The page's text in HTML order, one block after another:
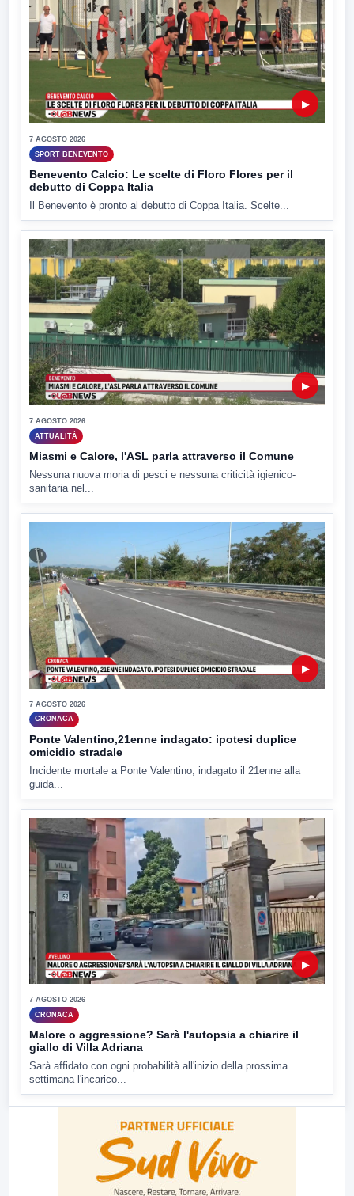
▶
7 AGOSTO 2026
SPORT BENEVENTO
Benevento Calcio: Le scelte di Floro Flores per il
debutto di Coppa Italia
Il Benevento è pronto al debutto di Coppa Italia. Scelte...
▶
7 AGOSTO 2026
ATTUALITÀ
Miasmi e Calore, l'ASL parla attraverso il Comune
Nessuna nuova moria di pesci e nessuna criticità igienico-
sanitaria nel...
▶
7 AGOSTO 2026
CRONACA
Ponte Valentino,21enne indagato: ipotesi duplice
omicidio stradale
Incidente mortale a Ponte Valentino, indagato il 21enne alla
guida...
▶
7 AGOSTO 2026
CRONACA
Malore o aggressione? Sarà l'autopsia a chiarire il
giallo di Villa Adriana
Sarà affidato con ogni probabilità all'inizio della prossima
settimana l'incarico...